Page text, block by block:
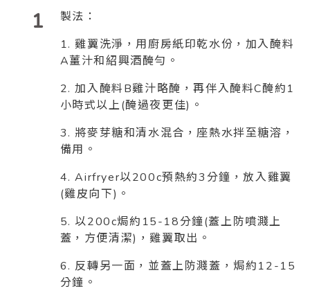
1
製法：
1. 雞翼洗淨，用廚房紙印乾水份，加入醃料
A薑汁和紹興酒醃勻。
2. 加入醃料B雞汁略醃，再伴入醃料C醃約1
小時式以上(醃過夜更佳)。
3. 將麥芽糖和清水混合，座熱水拌至糖溶，
備用。
4. Airfryer以200c預熱約3分鐘，放入雞翼
(雞皮向下)。
5. 以200c焗約15-18分鐘(蓋上防噴濺上
蓋，方便清潔)，雞翼取出。
6. 反轉另一面，並蓋上防濺蓋，焗約12-15
分鐘。